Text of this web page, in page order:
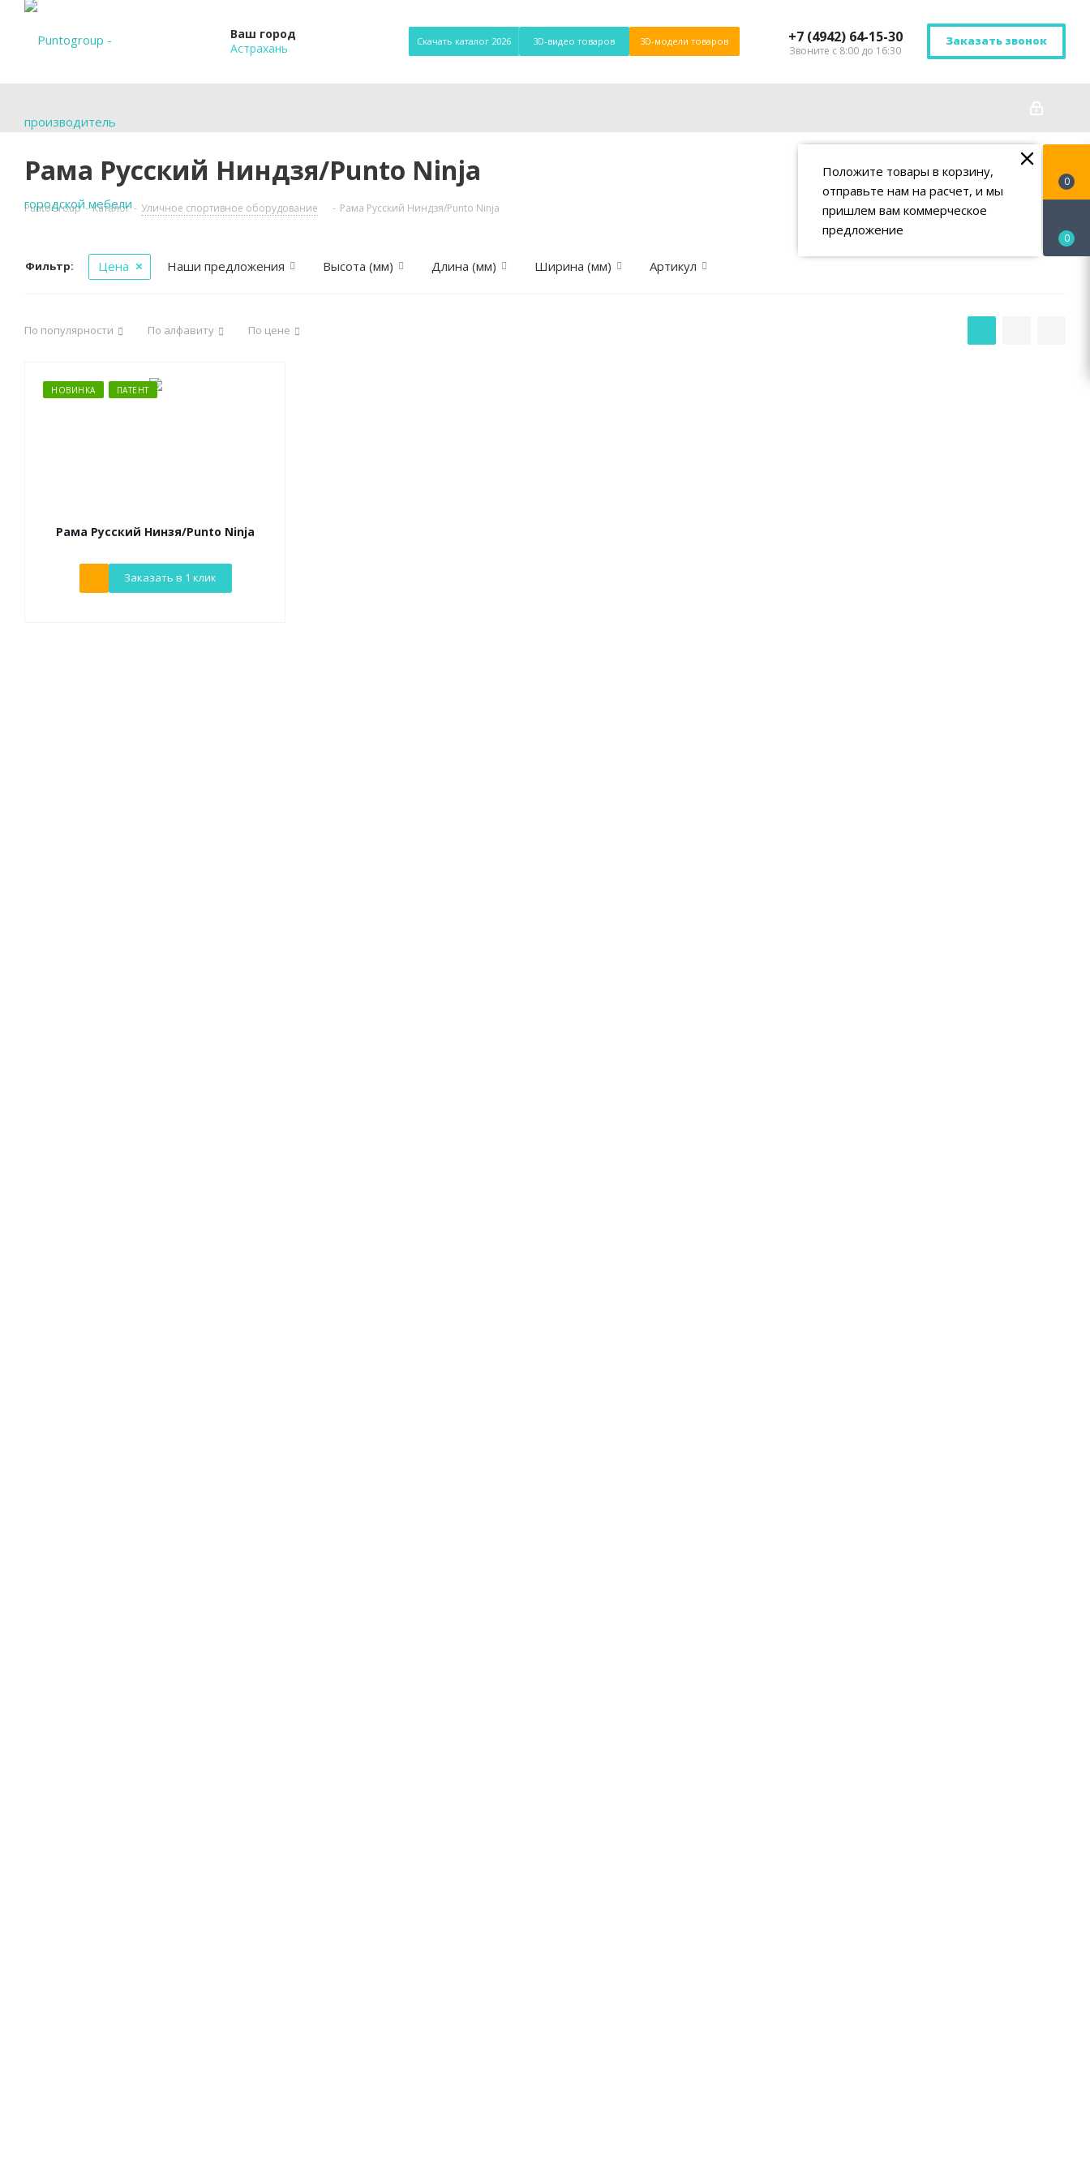
Ваш город
Астрахань
Скачать каталог 2026 3D-видео товаров 3D-модели товаров +7 (4942) 64-15-30
Звоните с 8:00 до 16:30
Заказать звонок
Рама Русский Ниндзя/Punto Ninja
PuntoGroup - Каталог - Уличное спортивное оборудование - Рама Русский Ниндзя/Punto Ninja
Фильтр: Цена Наши предложения Высота (мм) Длина (мм) Ширина (мм) Артикул
По популярности По алфавиту По цене
НОВИНКА ПАТЕНТ
Рама Русский Нинзя/Punto Ninja
Заказать в 1 клик
0
0
Положите товары в корзину,
отправьте нам на расчет, и мы
пришлем вам коммерческое
предложение